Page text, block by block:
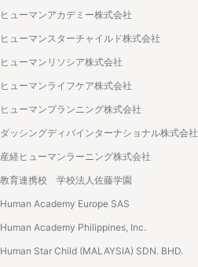
ヒューマンアカデミー株式会社
ヒューマンスターチャイルド株式会社
ヒューマンリソシア株式会社
ヒューマンライフケア株式会社
ヒューマンプランニング株式会社
ダッシングディバインターナショナル株式会社
産経ヒューマンラーニング株式会社
教育連携校 学校法人佐藤学園
Human Academy Europe SAS
Human Academy Philippines, Inc.
Human Star Child (MALAYSIA) SDN. BHD.